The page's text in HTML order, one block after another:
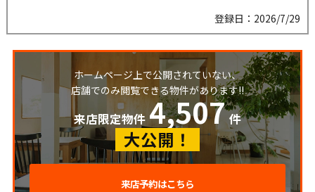
登録日：2026/7/29
ホームページ上で公開されていない、
店舗でのみ閲覧できる物件があります!!
来店限定物件 4,507 件
大公開！
来店予約はこちら